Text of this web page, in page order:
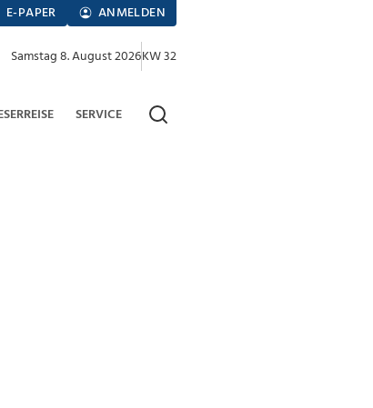
E-PAPER ANMELDEN
Samstag 8. August 2026KW 32
SERVICE